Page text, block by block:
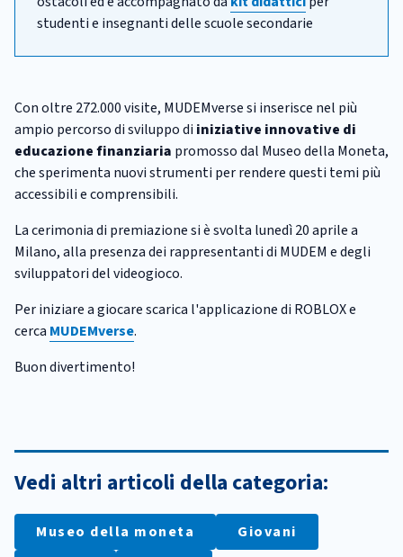
studenti e insegnanti delle scuole secondarie
Con oltre 272.000 visite, MUDEMverse si inserisce nel più
ampio percorso di sviluppo di iniziative innovative di
educazione finanziaria promosso dal Museo della Moneta,
che sperimenta nuovi strumenti per rendere questi temi più
accessibili e comprensibili.
La cerimonia di premiazione si è svolta lunedì 20 aprile a
Milano, alla presenza dei rappresentanti di MUDEM e degli
sviluppatori del videogioco.
Per iniziare a giocare scarica l'applicazione di ROBLOX e
cerca MUDEMverse.
Buon divertimento!
Vedi altri articoli della categoria:
Museo della moneta
Giovani